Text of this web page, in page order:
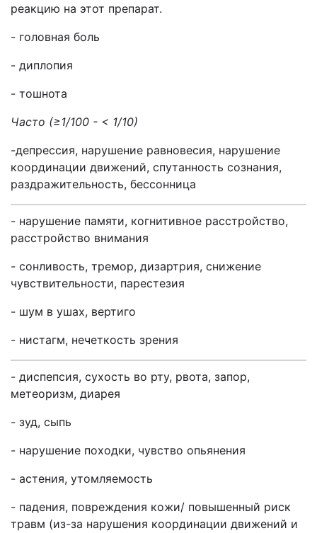
реакцию на этот препарат.
- головная боль
- диплопия
- тошнота
Часто (≥1/100 - < 1/10)
-депрессия, нарушение равновесия, нарушение
координации движений, спутанность сознания,
раздражительность, бессонница
- нарушение памяти, когнитивное расстройство,
расстройство внимания
- сонливость, тремор, дизартрия, снижение
чувствительности, парестезия
- шум в ушах, вертиго
- нистагм, нечеткость зрения
- диспепсия, сухость во рту, рвота, запор,
метеоризм, диарея
- зуд, сыпь
- нарушение походки, чувство опьянения
- астения, утомляемость
- падения, повреждения кожи/ повышенный риск
травм (из-за нарушения координации движений и